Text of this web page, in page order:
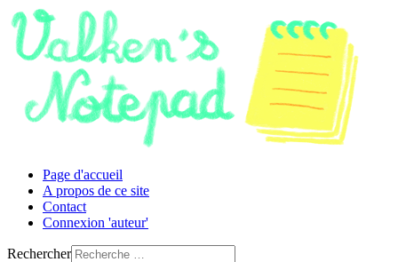
Page d'accueil
A propos de ce site
Contact
Connexion 'auteur'
Rechercher